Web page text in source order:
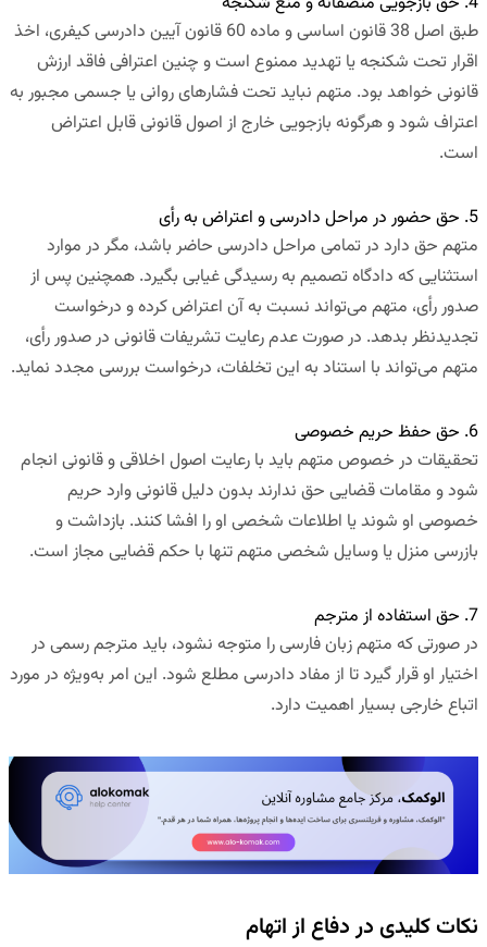
طبق اصل 38 قانون اساسی و ماده 60 قانون آیین دادرسی کیفری، اخذ
اقرار تحت شکنجه یا تهدید ممنوع است و چنین اعترافی فاقد ارزش
قانونی خواهد بود. متهم نباید تحت فشارهای روانی یا جسمی مجبور به
اعتراف شود و هرگونه بازجویی خارج از اصول قانونی قابل اعتراض
است.
5. حق حضور در مراحل دادرسی و اعتراض به رأی
متهم حق دارد در تمامی مراحل دادرسی حاضر باشد، مگر در موارد
استثنایی که دادگاه تصمیم به رسیدگی غیابی بگیرد. همچنین پس از
صدور رأی، متهم می‌تواند نسبت به آن اعتراض کرده و درخواست
تجدیدنظر بدهد. در صورت عدم رعایت تشریفات قانونی در صدور رأی،
متهم می‌تواند با استناد به این تخلفات، درخواست بررسی مجدد نماید.
6. حق حفظ حریم خصوصی
تحقیقات در خصوص متهم باید با رعایت اصول اخلاقی و قانونی انجام
شود و مقامات قضایی حق ندارند بدون دلیل قانونی وارد حریم
خصوصی او شوند یا اطلاعات شخصی او را افشا کنند. بازداشت و
بازرسی منزل یا وسایل شخصی متهم تنها با حکم قضایی مجاز است.
7. حق استفاده از مترجم
در صورتی که متهم زبان فارسی را متوجه نشود، باید مترجم رسمی در
اختیار او قرار گیرد تا از مفاد دادرسی مطلع شود. این امر به‌ویژه در مورد
اتباع خارجی بسیار اهمیت دارد.
نکات کلیدی در دفاع از اتهام